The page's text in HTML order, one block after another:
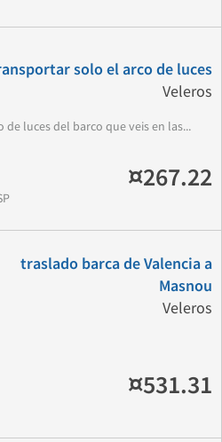
solo el arco de luces
Veleros
luces del barco que veis en las...
¤267.22
traslado barca de Valencia a
Masnou
Veleros
¤531.31